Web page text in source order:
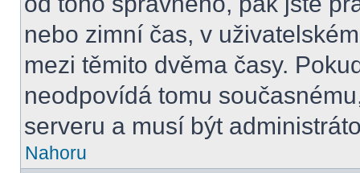
nebo zimní čas, v
mezi těmito dvěma časy.
neodpovídá tomu
serveru a musí být
Nahoru